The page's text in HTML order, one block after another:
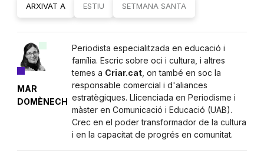
ARXIVAT A ESTIU SETMANA SANTA
MAR
DOMÈNECH
Periodista especialitzada en educació i
família. Escric sobre oci i cultura, i altres
temes a Criar.cat , on també en soc la
responsable comercial i d'aliances
estratègiques. Llicenciada en Periodisme i
màster en Comunicació i Educació (UAB).
Crec en el poder transformador de la cultura
i en la capacitat de progrés en comunitat.